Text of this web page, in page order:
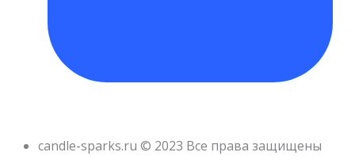
candle-sparks.ru © 2023 Все права защищены